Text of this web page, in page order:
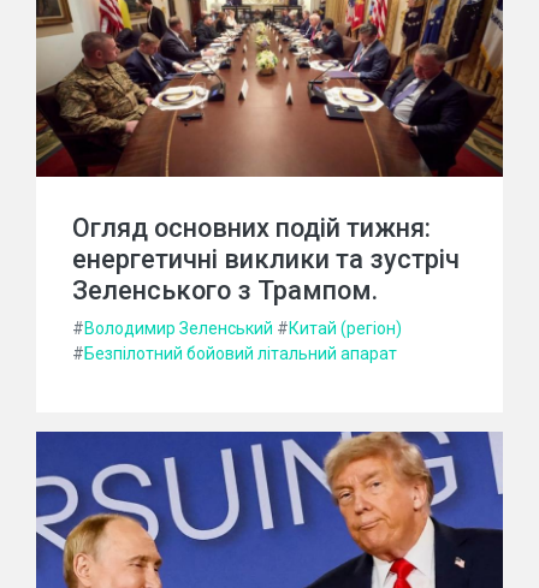
Огляд основних подій тижня:
енергетичні виклики та зустріч
Зеленського з Трампом.
#Володимир Зеленський #Китай (регіон)
#Безпілотний бойовий літальний апарат